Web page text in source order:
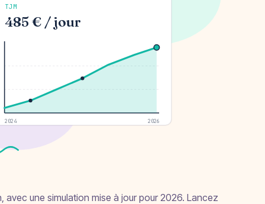
TJM
485 € / jour
2024 2026
une simulation mise à jour pour 2026. Lancez